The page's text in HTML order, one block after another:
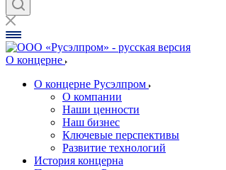
О концерне
О концерне Русэлпром
О компании
Наши ценности
Наш бизнес
Ключевые перспективы
Развитие технологий
История концерна